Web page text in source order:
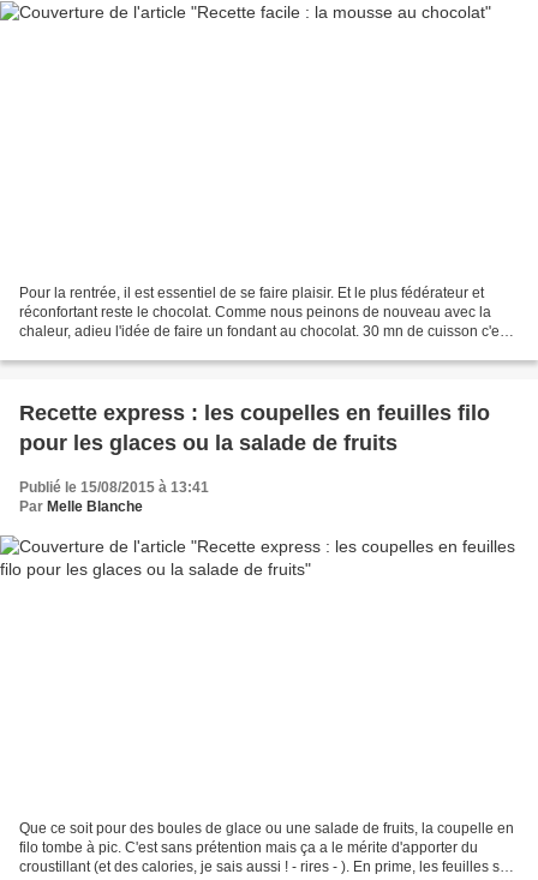
Pour la rentrée, il est essentiel de se faire plaisir. Et le plus fédérateur et
réconfortant reste le chocolat. Comme nous peinons de nouveau avec la
chaleur, adieu l'idée de faire un fondant au chocolat. 30 mn de cuisson c'est
Recette express : les coupelles en feuilles filo
pour les glaces ou la salade de fruits
Publié le 15/08/2015 à 13:41
Par Melle Blanche
Que ce soit pour des boules de glace ou une salade de fruits, la coupelle en
filo tombe à pic. C'est sans prétention mais ça a le mérite d'apporter du
croustillant (et des calories, je sais aussi ! - rires - ). En prime, les feuilles se